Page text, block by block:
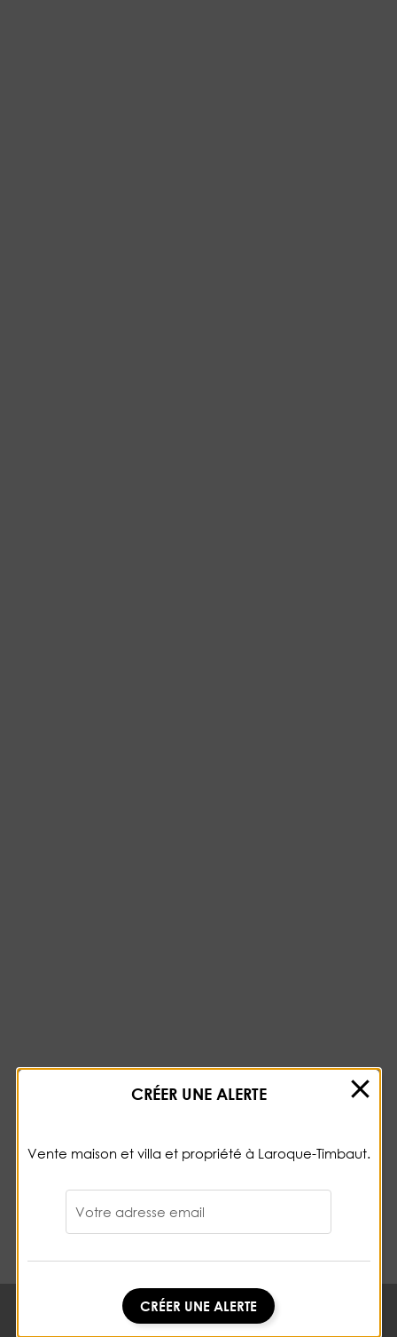
CRÉER UNE ALERTE
CRÉER UNE ALERTE
Vente maison et villa et propriété à Laroque-Timbaut.
Votre adresse email
CRÉER UNE ALERTE